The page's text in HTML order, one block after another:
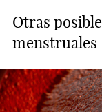
Otras
menstruales